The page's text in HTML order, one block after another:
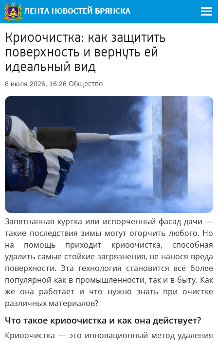
Криоочистка: как защитить
поверхность и вернуть ей
идеальный вид
8 июля 2026, 16:26 Общество
Запятнанная куртка или испорченный фасад дачи —
такие последствия зимы могут огорчить любого. Но
на помощь приходит криоочистка, способная
удалить самые стойкие загрязнения, не нанося вреда
поверхности. Эта технология становится всё более
популярной как в промышленности, так и в быту. Как
же она работает и что нужно знать при очистке
различных материалов?
Что такое криоочистка и как она действует?
Криоочистка — это инновационный метод удаления